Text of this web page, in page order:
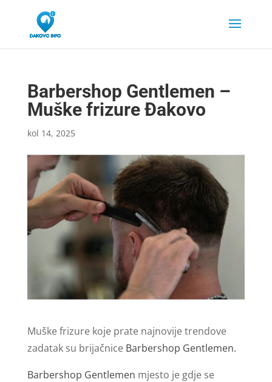
Barbershop Gentlemen –
Muške frizure Đakovo
kol 14, 2025
Muške frizure koje prate najnovije trendove
zadatak su brijačnice Barbershop Gentlemen.
Barbershop Gentlemen mjesto je gdje se